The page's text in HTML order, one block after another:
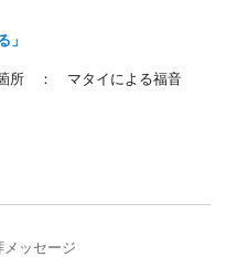
」
所 ： マタイによる福音
メッセージ